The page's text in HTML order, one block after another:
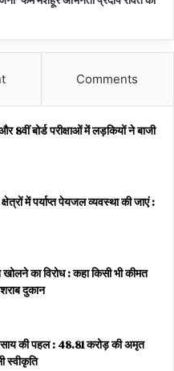
Comments
8वीं बोर्ड परीक्षाओं में लड़कियों ने बाजी
में पर्याप्त पेयजल व्यवस्था की जाएं :
का विरोध : कहा किसी भी कीमत
दुकान
साय की पहल : 48.81 करोड़ की अमृत
स्वीकृति